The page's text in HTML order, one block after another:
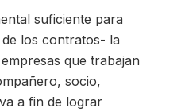
suficiente para
los contratos- la
que trabajan
socio,
a fin de lograr